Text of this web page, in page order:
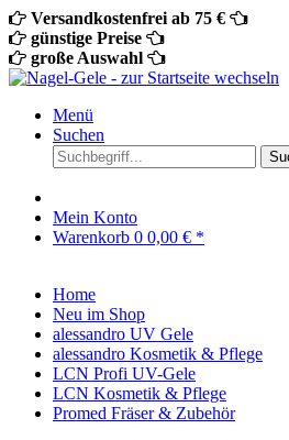
Versandkostenfrei ab 75 €
günstige Preise
große Auswahl
Menü
Suchen
Mein Konto
Warenkorb 0 0,00 € *
Home
Neu im Shop
alessandro UV Gele
alessandro Kosmetik & Pflege
LCN Profi UV-Gele
LCN Kosmetik & Pflege
Promed Fräser & Zubehör